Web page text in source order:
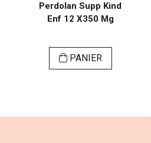
Perdolan Supp Kind
Enf 12 X350 Mg
PANIER